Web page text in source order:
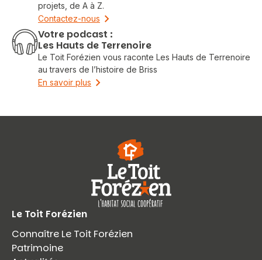
projets, de A à Z.
Contactez-nous
Votre podcast :
Les Hauts de Terrenoire
Le Toit Forézien vous raconte Les Hauts de Terrenoire
au travers de l’histoire de Briss
En savoir plus
Le Toit Forézien
Connaître Le Toit Forézien
Patrimoine